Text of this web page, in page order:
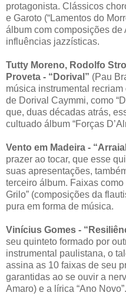
protagonista. Clássicos
e Garoto (“Lamentos do
álbum com composições
influências jazzísticas.
Tutty Moreno, Rodolfo
Proveta - “Dorival” (Pau
música instrumental
de Dorival Caymmi, como
que, duas décadas atrás,
cultuado álbum “Forças
Vento em Madeira -
prazer ao tocar, que esse
suas apresentações,
terceiro álbum. Faixas como
Grilo” (composições da
pura em forma de música.
Vinícius Gomes -
seu quinteto formado por
instrumental paulistana, o
assina as 10 faixas de seu
garantidas ao se ouvir a
Amaro) e a lírica “Ano Novo”.